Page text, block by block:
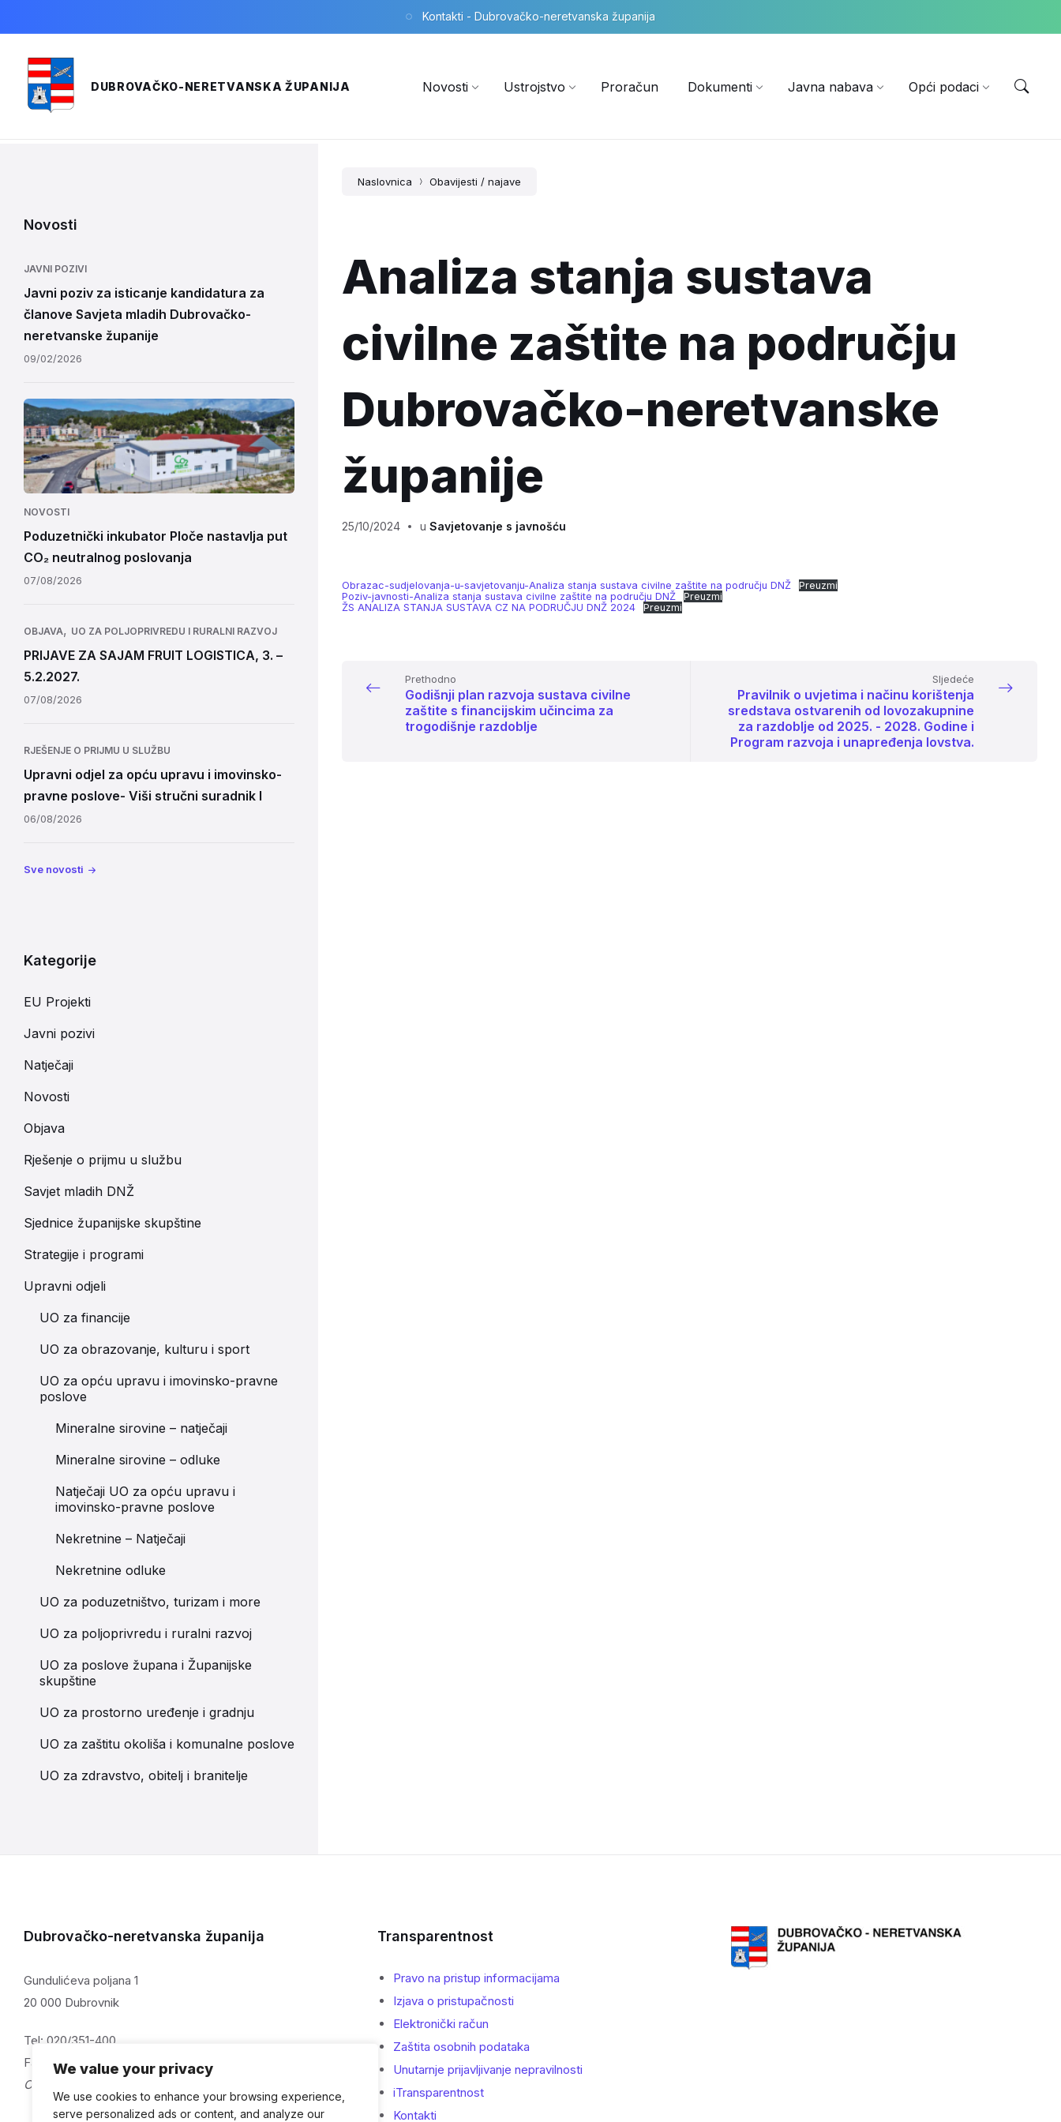
We value your privacy
We use cookies to enhance your browsing experience,
serve personalized ads or content, and analyze our
content
main
footer
Kontakti - Dubrovačko-neretvanska županija
DUBROVAČKO-NERETVANSKA ŽUPANIJA Novosti Ustrojstvo Proračun Dokumenti Javna nabava Opći podaci
Naslovnica Obavijesti / najave
Analiza stanja sustava
civilne zaštite na području
Dubrovačko-neretvanske
županije
25/10/2024 uSavjetovanje s javnošću
Obrazac-sudjelovanja-u-savjetovanju-Analiza stanja sustava civilne zaštite na području DNŽ
Preuzmi
Poziv-javnosti-Analiza stanja sustava civilne zaštite na području DNŽ
Preuzmi
ŽS ANALIZA STANJA SUSTAVA CZ NA PODRUČJU DNŽ 2024
Preuzmi
Prethodno
Godišnji plan razvoja sustava civilne
zaštite s financijskim učincima za
trogodišnje razdoblje
Sljedeće
Pravilnik o uvjetima i načinu korištenja
sredstava ostvarenih od lovozakupnine
za razdoblje od 2025. - 2028. Godine i
Program razvoja i unapređenja lovstva.
Novosti
JAVNI POZIVI
Javni poziv za isticanje kandidatura za
članove Savjeta mladih Dubrovačko-
neretvanske županije
09/02/2026
NOVOSTI
Poduzetnički inkubator Ploče nastavlja put
CO₂ neutralnog poslovanja
07/08/2026
OBJAVA, UO ZA POLJOPRIVREDU I RURALNI RAZVOJ
PRIJAVE ZA SAJAM FRUIT LOGISTICA, 3. –
5.2.2027.
07/08/2026
RJEŠENJE O PRIJMU U SLUŽBU
Upravni odjel za opću upravu i imovinsko-
pravne poslove- Viši stručni suradnik I
06/08/2026
Sve novosti
Kategorije
EU Projekti
Javni pozivi
Natječaji
Novosti
Objava
Rješenje o prijmu u službu
Savjet mladih DNŽ
Sjednice županijske skupštine
Strategije i programi
Upravni odjeli
UO za financije
UO za obrazovanje, kulturu i sport
UO za opću upravu i imovinsko-pravne
poslove
Mineralne sirovine – natječaji
Mineralne sirovine – odluke
Natječaji UO za opću upravu i
imovinsko-pravne poslove
Nekretnine – Natječaji
Nekretnine odluke
UO za poduzetništvo, turizam i more
UO za poljoprivredu i ruralni razvoj
UO za poslove župana i Županijske
skupštine
UO za prostorno uređenje i gradnju
UO za zaštitu okoliša i komunalne poslove
UO za zdravstvo, obitelj i branitelje
Dubrovačko-neretvanska županija
Gundulićeva poljana 1
20 000 Dubrovnik
Tel: 020/351-400
Fax: 020/321-059
OIB: 32082115313
Transparentnost
Pravo na pristup informacijama
Izjava o pristupačnosti
Elektronički račun
Zaštita osobnih podataka
Unutarnje prijavljivanje nepravilnosti
iTransparentnost
Kontakti